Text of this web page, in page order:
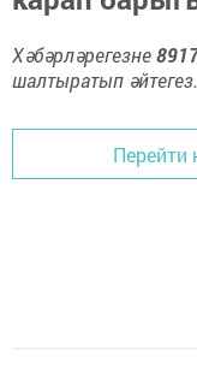
Хәбәрләрегезне
шалтыратып әйтегез.
Перейти